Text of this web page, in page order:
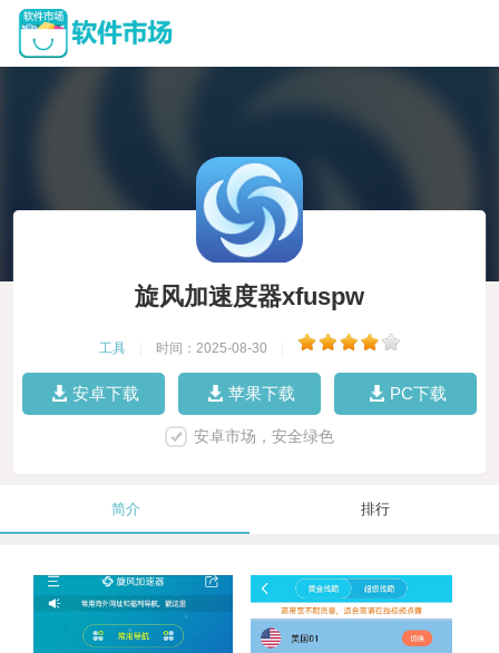
旋风加速度器xfuspw
工具 时间：2025-08-30
安卓下载 苹果下载 PC下载
安卓市场，安全绿色
简介 排行